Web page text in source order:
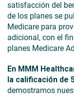
satisfacción del
de los planes se
Medicare para
adicional, con el
planes Medicare
En MMM
la calificación de
demostramos